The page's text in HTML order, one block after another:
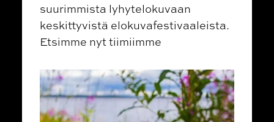
suurimmista lyhytelokuvaan
keskittyvistä elokuvafestivaaleista.
Etsimme nyt tiimiimme